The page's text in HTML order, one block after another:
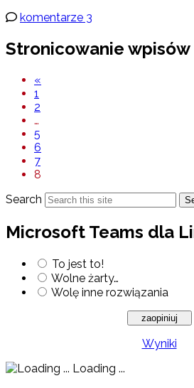
komentarze 3
Stronicowanie wpisów
«
1
2
…
5
6
7
8
Search
Microsoft Teams dla
To jest to!
Wolne żarty…
Wolę inne rozwiązania
Wyniki
Loading ...